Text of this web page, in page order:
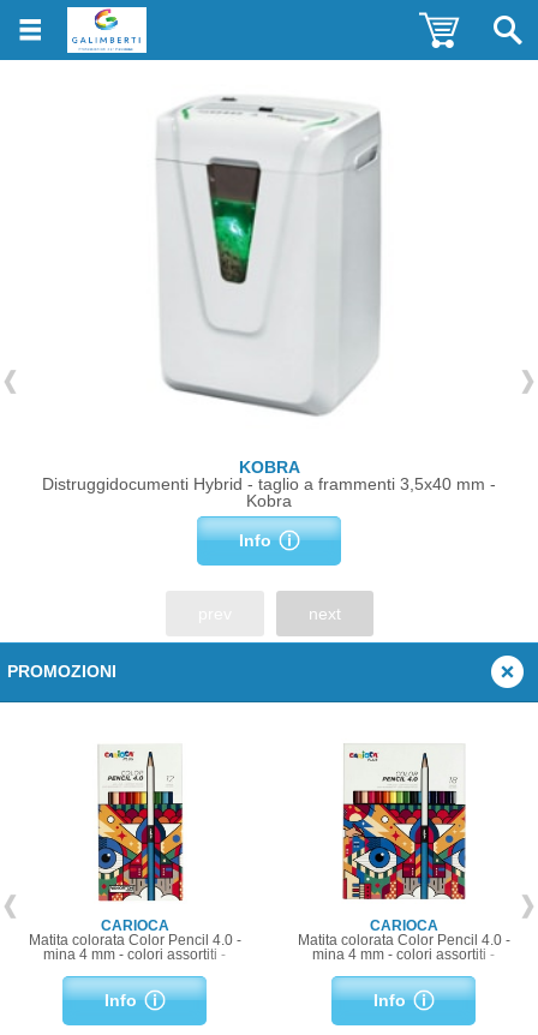
KOBRA
Distruggidocumenti Hybrid - taglio a frammenti 3,5x40 mm -
Kobra
Info
next
PROMOZIONI
CARIOCA
Matita colorata Color Pencil 4.0 -
mina 4 mm - colori assortiti -
Info
CARIOCA
Matita colorata Color Pencil 4.0 -
mina 4 mm - colori assortiti -
Info